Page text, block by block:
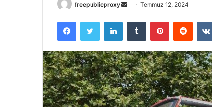
freepublicproxy
Bir
posta
göndermek
Temmuz 12, 2024
FacebookTwitter LinkedInTumblr PinterestReddit